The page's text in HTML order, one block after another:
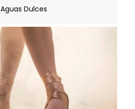
Aguas Dulces